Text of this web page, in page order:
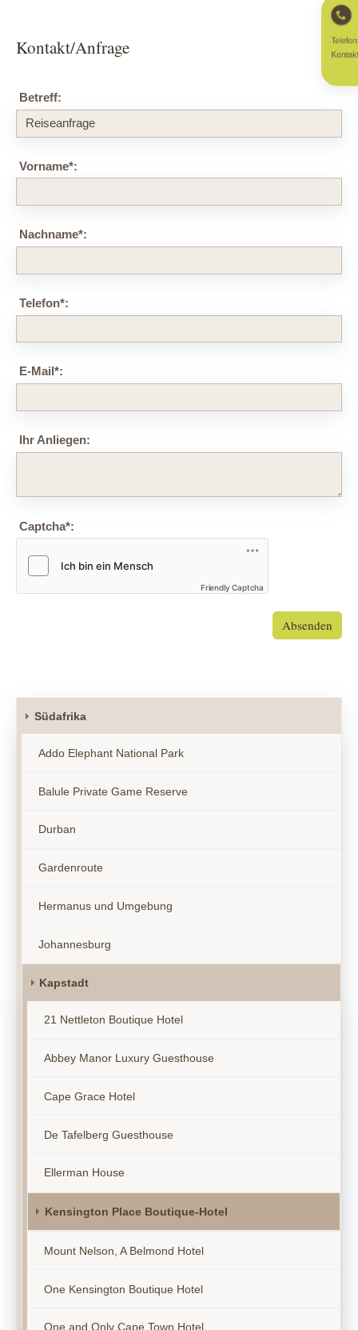
Kontakt/Anfrage
Betreff:
Vorname*:
Nachname*:
Telefon*:
E-Mail *:
Ihr Anliegen:
Captcha*:
Friendly Captcha
Absenden
Südafrika
Addo Elephant National Park
Balule Private Game Reserve
Durban
Gardenroute
Hermanus und Umgebung
Johannesburg
Kapstadt
21 Nettleton Boutique Hotel
Abbey Manor Luxury Guesthouse
Cape Grace Hotel
De Tafelberg Guesthouse
Ellerman House
Kensington Place Boutique-Hotel
Mount Nelson, A Belmond Hotel
One Kensington Boutique Hotel
One and Only Cape Town Hotel